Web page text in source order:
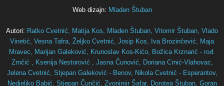
Web dizajn: Mladen Štuban
Autori: Ratko Cvetnić, Matija Kos, Mladen Štuban, Vitomir Štuban, Vlado
Vinetić, Vesna Tafra, Željko Cvetnić, Josip Kos, Iva Brozinčević, Maja
Mravec, Marijan Galeković, Krunoslav Kos-Kićo, Božica Krznarić - rođ.
Zrnčić , Ksenija Nestorović , Jasna Čunović, Doriana Crnić-Vlahovac,
Jelena Cvetnić, Stjepan Galeković - Benov, Nikola Cvetnić - Esperantov,
Nedjeljko Babić, Stjepan Čunčić, Zvonimir Šafar, Dorotea Štuban, Goran